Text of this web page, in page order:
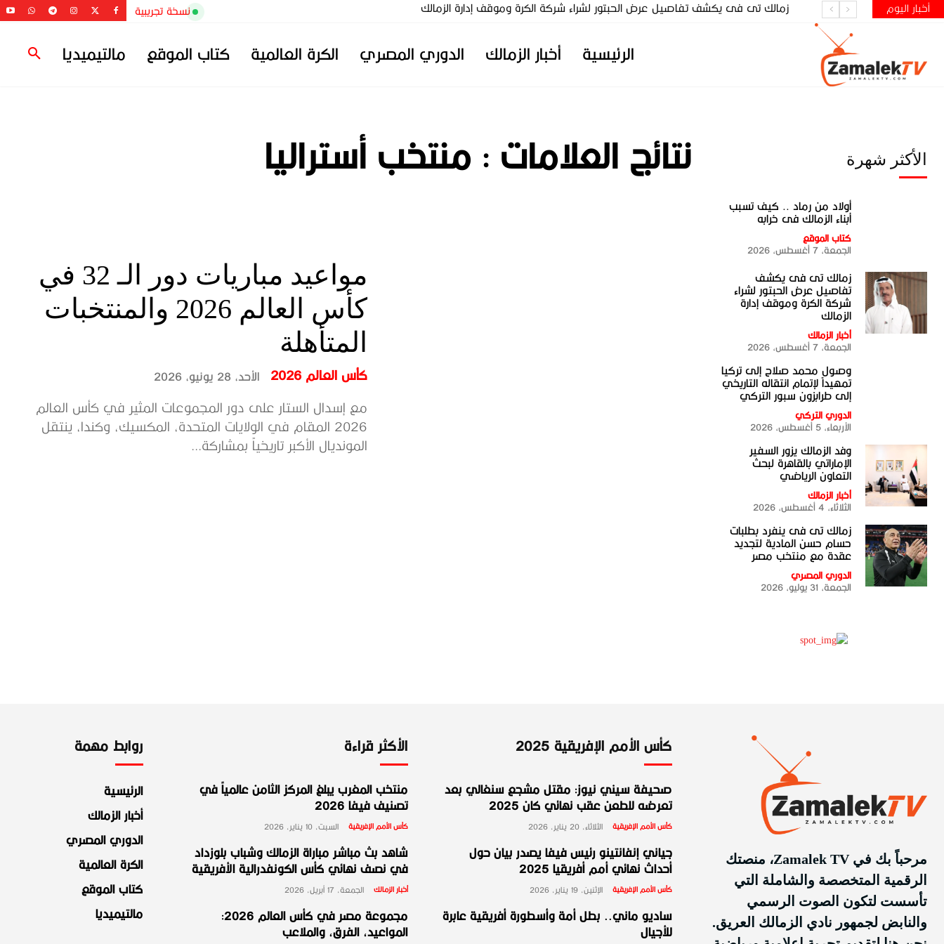
نسخة تجريبية أخبار اليوم زمالك تى فى يكشف تفاصيل عرض الحبتور لشراء شركة الكرة وموقف إدارة الزمالك
الرئيسية أخبار الزمالك الدوري المصري الكرة العالمية كتاب الموقع مالتيميديا
نتائج العلامات : منتخب أستراليا
مواعيد مباريات دور الـ 32 في
كأس العالم 2026 والمنتخبات
المتأهلة
كأس العالم 2026 الأحد، 28 يونيو، 2026
مع إسدال الستار على دور المجموعات المثير في كأس العالم
2026 المقام في الولايات المتحدة، المكسيك، وكندا، ينتقل
المونديال الأكبر تاريخياً بمشاركة...
الأكثر شهرة
أولاد من رماد .. كيف تسبب
أبناء الزمالك فى خرابه
كتاب الموقع
الجمعة، 7 أغسطس، 2026
زمالك تى فى يكشف
تفاصيل عرض الحبتور لشراء
شركة الكرة وموقف إدارة
الزمالك
أخبار الزمالك
الجمعة، 7 أغسطس، 2026
وصول محمد صلاح إلى تركيا
تمهيداً لإتمام انتقاله التاريخي
إلى طرابزون سبور التركي
الدوري التركي
الأربعاء، 5 أغسطس، 2026
وفد الزمالك يزور السفير
الإماراتي بالقاهرة لبحث
التعاون الرياضي
أخبار الزمالك
الثلاثاء، 4 أغسطس، 2026
زمالك تى فى ينفرد بطلبات
حسام حسن المادية لتجديد
عقدة مع منتخب مصر
الدوري المصري
الجمعة، 31 يوليو، 2026
روابط مهمة
الرئيسية
أخبار الزمالك
الدوري المصري
الكرة العالمية
كتاب الموقع
مالتيميديا
الأكثر قراءة
منتخب المغرب يبلغ المركز الثامن عالمياً في
تصنيف فيفا 2026
كأس الأمم الإفريقية السبت، 10 يناير، 2026
شاهد بث مباشر مباراة الزمالك وشباب بلوزداد
في نصف نهائي كأس الكونفدرالية الأفريقية
أخبار الزمالك الجمعة، 17 أبريل، 2026
مجموعة مصر في كأس العالم 2026:
المواعيد، الفرق، والملاعب
كأس الأمم الإفريقية 2025
صحيفة سيني نيوز: مقتل مشجع سنغالي بعد
تعرضه للطعن عقب نهائي كان 2025
كأس الأمم الإفريقية الثلاثاء، 20 يناير، 2026
جياني إنفانتينو رئيس فيفا يصدر بيان حول
أحداث نهائي أمم أفريقيا 2025
كأس الأمم الإفريقية الإثنين، 19 يناير، 2026
ساديو ماني.. بطل أمة وأسطورة أفريقية عابرة
للأجيال
مرحباً بك في Zamalek TV، منصتك
الرقمية المتخصصة والشاملة التي
تأسست لتكون الصوت الرسمي
والنابض لجمهور نادي الزمالك العريق.